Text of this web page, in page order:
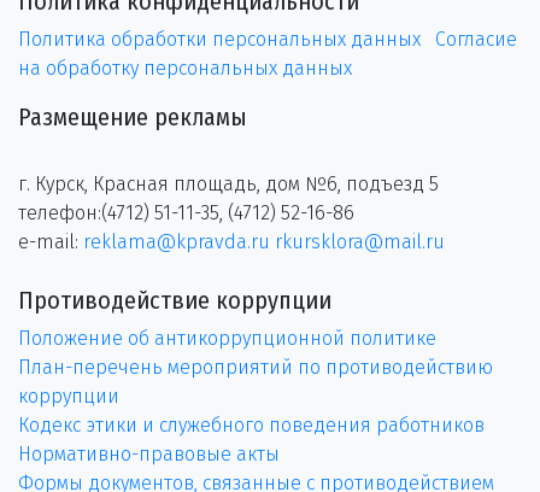
Политика обработки персональных данных
Согласие
на обработку персональных данных
Размещение рекламы
г. Курск, Красная площадь, дом №6, подъезд 5
телефон:(4712) 51-11-35, (4712) 52-16-86
e-mail: reklama@kpravda.ru rkursklora@mail.ru
Противодействие коррупции
Положение об антикоррупционной политике
План-перечень мероприятий по противодействию
коррупции
Кодекс этики и служебного поведения работников
Нормативно-правовые акты
Формы документов, связанные с противодействием